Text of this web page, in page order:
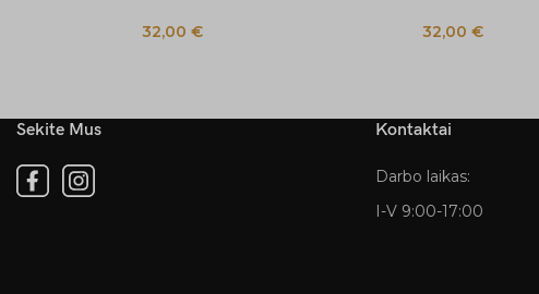
32,00€ 32,00€
Sekite Mus Kontaktai
Darbo laikas:
I-V 9:00-17:00